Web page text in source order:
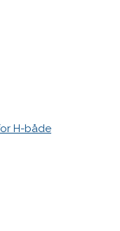
H-både